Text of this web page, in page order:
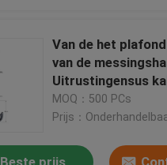
Van de het
van de
Uitrustingensus
kurk 6*8mm
MOQ：500 PCs
Prijs：